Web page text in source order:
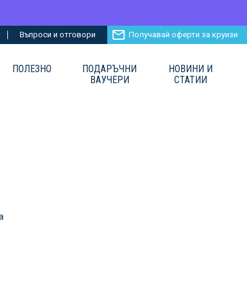
Въпроси и отговори Получавай оферти за круизи
ПОЛЕЗНО
ПОДАРЪЧНИ
ВАУЧЕРИ
НОВИНИ И
СТАТИИ